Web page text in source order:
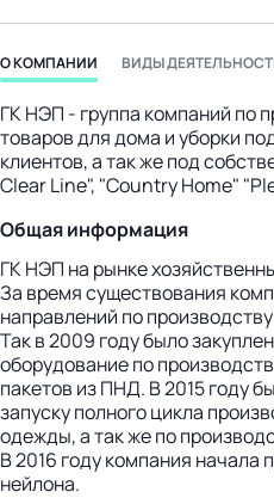
бизнес-центр
О КОМПАНИИ ВИДЫ
ГК НЭП - группа компаний по
товаров для дома и уборки
клиентов, а так же под
Clear Line", "Сountry Home"
Общая информация
ГК НЭП на рынке
За время существования
направлений по
Так в 2009 году было
оборудование по
пакетов из ПНД. В 2015 году
запуску полного цикла
одежды, а так же по
В 2016 году компания начала
нейлона.